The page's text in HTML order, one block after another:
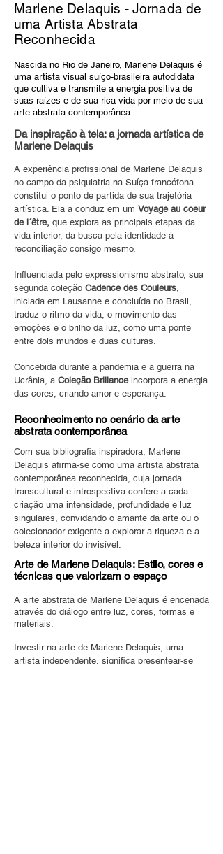
Marlene Delaquis - Jornada de
uma Artista Abstrata
Reconhecida
Nascida no Rio de Janeiro, Marlene Delaquis é
uma artista visual suíço-brasileira autodidata
que cultiva e transmite a energia positiva de
suas raízes e de sua rica vida por meio de sua
arte abstrata contemporânea.
Da inspiração à tela: a jornada artística de
Marlene Delaquis
A experiência profissional de Marlene Delaquis
no campo da psiquiatria na Suíça francófona
constitui o ponto de partida de sua trajetória
artística. Ela a conduz em um Voyage au coeur
de l´être, que explora as principais etapas da
vida interior, da busca pela identidade à
reconciliação consigo mesmo.
Influenciada pelo expressionismo abstrato, sua
segunda coleção Cadence des Couleurs,
iniciada em Lausanne e concluída no Brasil,
traduz o ritmo da vida, o movimento das
emoções e o brilho da luz, como uma ponte
entre dois mundos e duas culturas.
Concebida durante a pandemia e a guerra na
Ucrânia, a Coleção Brillanceincorpora a energia
das cores, criando amor e esperança.
Reconhecimento no cenário da arte
abstrata contemporânea
Com sua bibliografia inspiradora, Marlene
Delaquis afirma-se como uma artista abstrata
contemporânea reconhecida, cuja jornada
transcultural e introspectiva confere a cada
criação uma intensidade, profundidade e luz
singulares, convidando o amante da arte ou o
colecionador exigente a explorar a riqueza e a
beleza interior do invisível.
Arte de Marlene Delaquis: Estilo, cores e
técnicas que valorizam o espaço
A arte abstrata de Marlene Delaquis é encenada
através do diálogo entre luz, cores, formas e
materiais.
Investir na arte de Marlene Delaquis, uma
artista independente, significa presentear-se